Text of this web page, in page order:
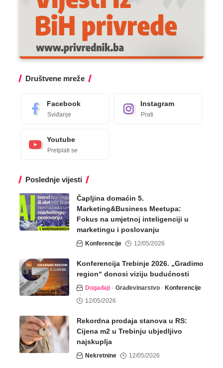
Društvene mreže
Facebook
Sviđanje
Instagram
Prati
Youtube
Pretplati se
Poslednje vijesti
Čapljina domaćin 5.
Marketing&Business Meetupa:
Fokus na umjetnoj inteligenciji u
marketingu i poslovanju
Konferencije 12/05/2026
Konferencija Trebinje 2026. „Gradimo
region“ donosi viziju budućnosti
Događaji Građevinarstvo
Konferencije
12/05/2026
Rekordna prodaja stanova u RS:
Cijena m2 u Trebinju ubjedljivo
najskuplja
Nekretnine 12/05/2026